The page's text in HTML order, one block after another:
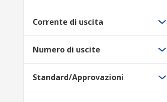
Corrente di uscita
Numero di uscite
Standard/Approvazioni